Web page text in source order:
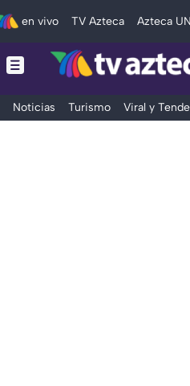
en vivo TV Azteca Azteca
Noticias Turismo Viral y